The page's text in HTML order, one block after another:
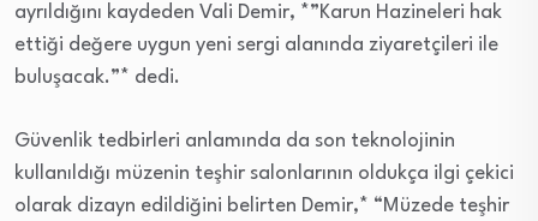
ayrıldığını kaydeden Vali Demir, *”Karun Hazineleri hak
ettiği değere uygun yeni sergi alanında ziyaretçileri ile
buluşacak.”* dedi.
Güvenlik tedbirleri anlamında da son teknolojinin
kullanıldığı müzenin teşhir salonlarının oldukça ilgi çekici
olarak dizayn edildiğini belirten Demir,* “Müzede teşhir